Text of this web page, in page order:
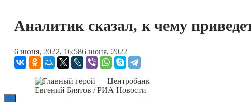
ESG
Аналитик сказал, к чему
6 июня, 2022, 16:586 июня, 2022
Евгений Биятов / РИА Новости